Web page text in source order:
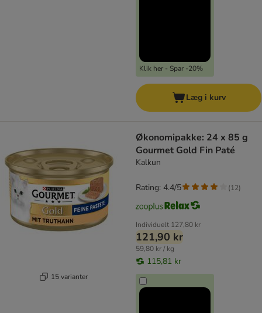
Klik her - Spar -20%
Læg i kurv
15 varianter
Økonomipakke: 24 x 85 g
Gourmet Gold Fin Paté
Kalkun
Individuelt 127,80 kr
121,90 kr
59,80 kr / kg
115,81 kr
Rating: 4.4/5 (12)